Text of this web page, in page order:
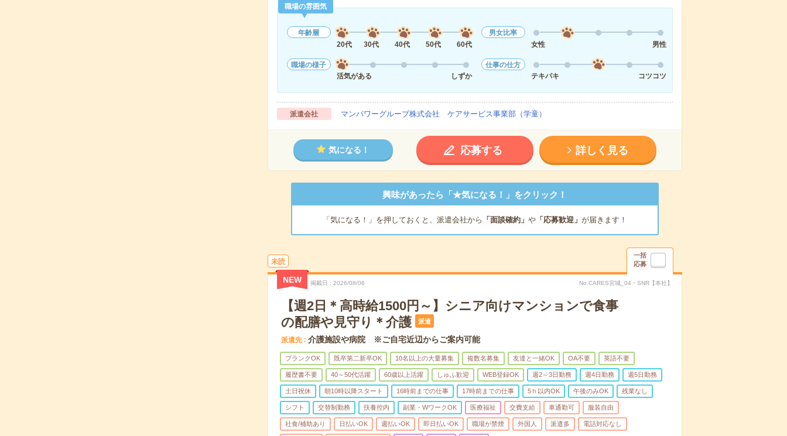
職場の雰囲気
年齢層
20代
30代 40代 50代 60代
男女比率
女性
男性
職場の様子
活気がある
しずか
仕事の仕方
テキパキ
コツコツ
派遣会社 マンパワーグループ株式会社 ケアサービス事業部（学童）
気になる！ 応募する 詳しく見る
興味があったら「★気になる！」をクリック！
「気になる！」を押しておくと、派遣会社から 「面談確約」 や「応募歓迎」 が届きます！
未読
一括
応募
NEW 掲載日 2026/08/06 No.CARES宮城_04・SNR【本社】
【週2日＊高時給1500円～】シニア向けマンションで食事
の配膳や見守り＊介護
派遣
派遣先 介護施設や病院 ※ご自宅近辺からご案内可能
ブランクOK 既卒第二新卒OK 10名以上の大量募集 複数名募集 友達と一緒OK OA不要 英語不要
履歴書不要 40～50代活躍 60歳以上活躍 しゅふ歓迎 WEB登録OK 週2～3日勤務 週4日勤務 週5日勤務
土日祝休 朝10時以降スタート 16時前までの仕事 17時前までの仕事 5ｈ以内OK 午後のみOK 残業なし
シフト 交替制勤務 扶養控内 副業・WワークOK 医療福祉 交費支給 車通勤可 服装自由
社食/補助あり 日払いOK 週払いOK 即日払いOK 職場が禁煙 外国人 派遣多 電話対応なし